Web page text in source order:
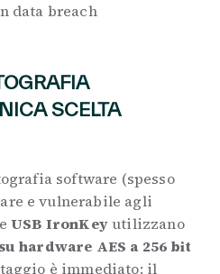
data breach
SCELTA
software (spesso
e vulnerabile agli
USB IronKeyutilizzano
hardware AES a 256 bit
è immediato: il